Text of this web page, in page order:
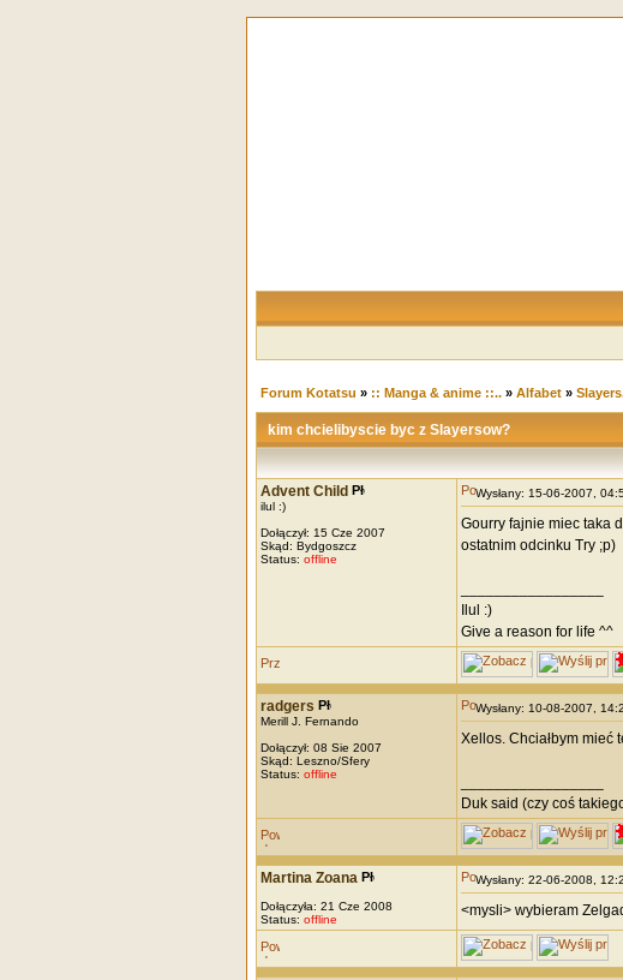
Forum Kotatsu » :: Manga & anime ::..» Alfabet»
kim chcielibyscie byc z Slayersow?
Advent Child
ilul :)
Dołączył: 15 Cze 2007
Skąd: Bydgoszcz
Status: offline
Wysłany: 15-06-2007,
Gourry fajnie miec taka
ostatnim odcinku Try ;p)
Ilul :)
Give a reason for life ^^
radgers
Merill J. Fernando
Dołączył: 08 Sie 2007
Skąd: Leszno/Sfery
Status: offline
Wysłany: 10-08-2007,
Xellos. Chciałbym mieć
Duk said (czy coś
Martina Zoana
Dołączyła: 21 Cze 2008
Status: offline
Wysłany: 22-06-2008,
<mysli> wybieram